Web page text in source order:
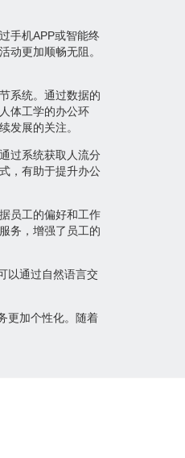
手机APP或智能终
动更加顺畅无阻。
系统。通过数据的
体工学的办公环
发展的关注。
过系统获取人流分
，有助于提升办公
员工的偏好和工作
务，增强了员工的
以通过自然语言交
更加个性化。随着